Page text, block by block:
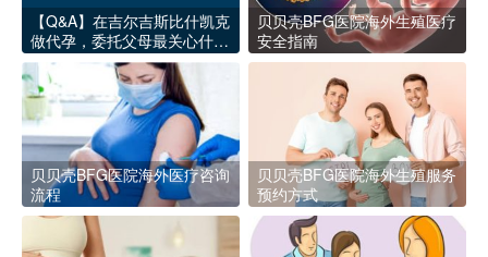
【Q&A】在吉尔吉斯比什凯克
做代孕，委托父母最关心什么
问题？
贝贝壳BFG医院海外生殖医疗
安全指南
贝贝壳BFG医院海外医疗咨询
流程
贝贝壳BFG医院海外生殖服务
预约方式